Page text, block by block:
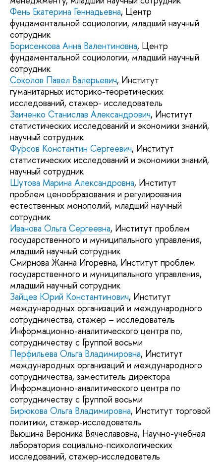
Фень Екатерина Геннадьевна, Центр
фундаментальной социологии, младший научный
сотрудник
Борисенкова Анна Валентиновна, Центр
фундаментальной социологии, младший научный
сотрудник
Соколов Павел Валерьевич, Институт
гуманитарных историко-теоретических
исследований, стажер- исследователь
Заиченко Станислав Александрович, Институт
статистических исследований и экономики знаний,
научный сотрудник
Фурсов Константин Сергеевич, Институт
статистических исследований и экономики знаний,
научный сотрудник
Шутова Марина Александровна, Институт
проблем ценообразования и регулирования
естественных монополий, младший научный
сотрудник
Иванова Ольга Сергеевна, Институт проблем
государственного и муниципального управления,
младший научный сотрудник
Смирнова Жанна Игоревна, Институт проблем
государственного и муниципального управления,
младший научный сотрудник
Зайцев Юрий Константинович, Институт
международных организаций и международного
сотрудничества, стажер – исследователь
Информационно-аналитического центра по,
сотрудничеству с Группой восьми
Перфильева Ольга Владимировна, Институт
международных организаций и международного
сотрудничества, заместитель директора
Информационно-аналитического центра по
сотрудничеству с Группой восьми
Бирюкова Ольга Владимировна, Институт торговой
политики, стажер-исследователь
Вьюшина Вероника Вячеславовна, Научно-учебная
лаборатория социально-психологических
исследований, стажер-исследователь